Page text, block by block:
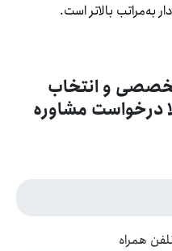
بالاتر است.
و انتخاب
درخواست مشاوره
همراه